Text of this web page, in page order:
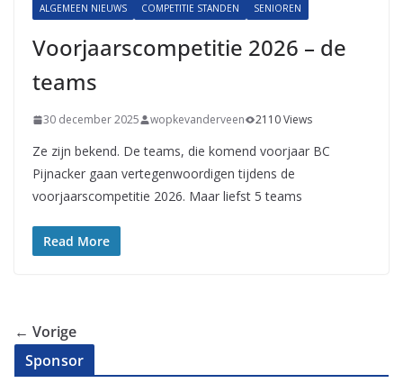
ALGEMEEN NIEUWS COMPETITIE STANDEN SENIOREN
Voorjaarscompetitie 2026 – de
teams
30 december 2025 wopkevanderveen 2110 Views
Ze zijn bekend. De teams, die komend voorjaar BC
Pijnacker gaan vertegenwoordigen tijdens de
voorjaarscompetitie 2026. Maar liefst 5 teams
Read More
← Vorige
Sponsor